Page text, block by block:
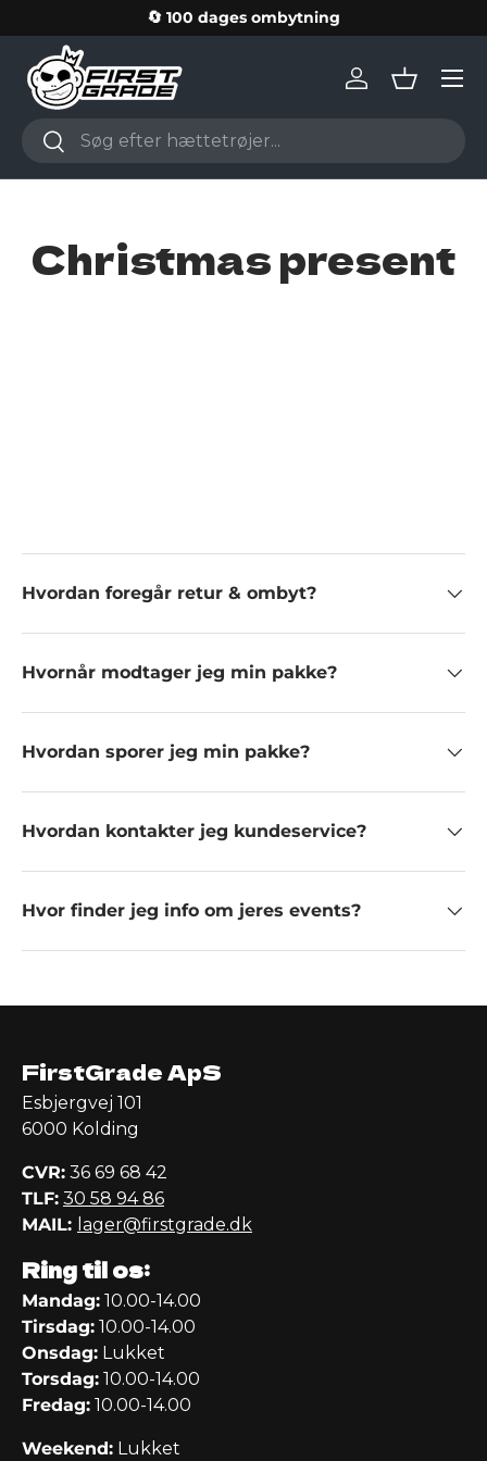
Skip to content
🔄 100 dages ombytning
Search
Search
Log inBasket
Christmas present
Hvordan foregår retur & ombyt?
Hvornår modtager jeg min pakke?
Hvordan sporer jeg min pakke?
Hvordan kontakter jeg kundeservice?
Hvor finder jeg info om jeres events?
FirstGrade ApS
Esbjergvej 101
6000 Kolding
CVR: 36 69 68 42
TLF: 30 58 94 86
MAIL: lager@firstgrade.dk
Ring til os:
Mandag: 10.00-14.00
Tirsdag: 10.00-14.00
Onsdag: Lukket
Torsdag: 10.00-14.00
Fredag: 10.00-14.00
Weekend: Lukket